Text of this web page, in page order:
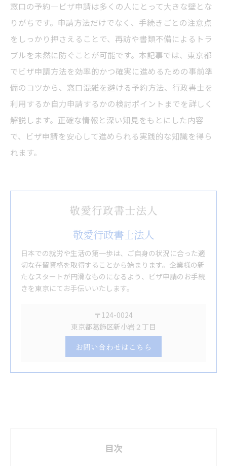
窓口の予約―ビザ申請は多くの人にとって大きな壁とな
りがちです。申請方法だけでなく、手続きごとの注意点
をしっかり押さえることで、再訪や書類不備によるトラ
ブルを未然に防ぐことが可能です。本記事では、東京都
でビザ申請方法を効率的かつ確実に進めるための事前準
備のコツから、窓口混雑を避ける予約方法、行政書士を
利用するか自力申請するかの検討ポイントまでを詳しく
解説します。正確な情報と深い知見をもとにした内容
で、ビザ申請を安心して進められる実践的な知識を得ら
れます。
敬愛行政書士法人
日本での就労や生活の第一歩は、ご自身の状況に合った適
切な在留資格を取得することから始まります。企業様の新
たなスタートが円滑なものになるよう、ビザ申請のお手続
きを東京にてお手伝いいたします。
〒124-0024
東京都葛飾区新小岩２丁目
お問い合わせはこちら
目次